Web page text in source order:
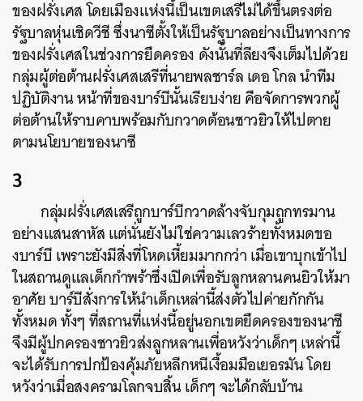
ของฝรั่งเศส โดยเมืองแห่งนี้เป็นเขตเสรีไม่ได้ขึ้นตรงต่อ
รัฐบาลหุ่นเชิดวีชี ซึ่งนาซีตั้งให้เป็นรัฐบาลอย่างเป็นทางการ
ของฝรั่งเศสในช่วงการยึดครอง ดังนั้นที่ลียงจึงเต็มไปด้วย
กลุ่มผู้ต่อต้านฝรั่งเศสเสรีที่นายพลชาร์ล เดอ โกล นำทีม
ปฏิบัติงาน หน้าที่ของบาร์บีนั้นเรียบง่าย คือจัดการพวกผู้
ต่อต้านให้ราบคาบพร้อมกับกวาดต้อนชาวยิวให้ไปตาย
ตามนโยบายของนาซี
3
กลุ่มฝรั่งเศสเสรีถูกบาร์บีกวาดล้างจับกุมถูกทรมาน
อย่างแสนสาหัส แต่นั่นยังไม่ใช่ความเลวร้ายทั้งหมดขอ
งบาร์บี เพราะยังมีสิ่งที่โหดเหี้ยมมากกว่า เมื่อเขาบุกเข้าไป
ในสถานดูแลเด็กกำพร้าซึ่งเปิดเพื่อรับลูกหลานคนยิวให้มา
อาศัย บาร์บีสั่งการให้นำเด็กเหล่านี้ส่งตัวไปค่ายกักกัน
ทั้งหมด ทั้งๆ ที่สถานที่แห่งนี้อยู่นอกเขตยึดครองของนาซี
จึงมีผู้ปกครองชาวยิวส่งลูกหลานเพื่อหวังว่าเด็กๆ เหล่านี้
จะได้รับการปกป้องคุ้มภัยหลีกหนีเงื้อมมือเยอรมัน โดย
หวังว่าเมื่อสงครามโลกจบสิ้น เด็กๆ จะได้กลับบ้าน